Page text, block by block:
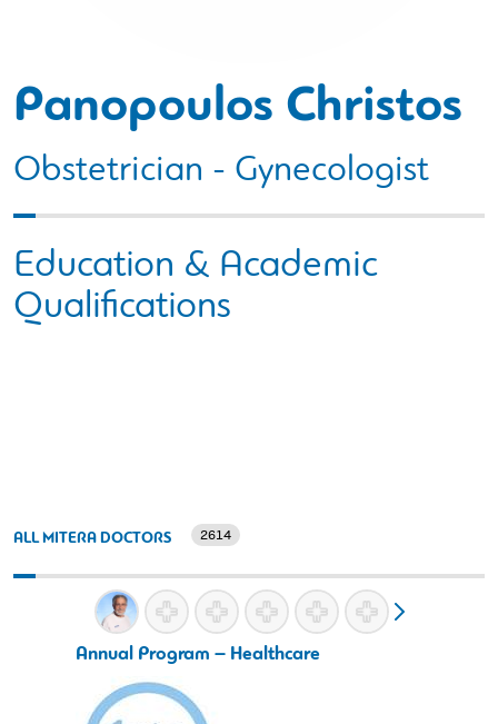
Panopoulos Christos
Obstetrician - Gynecologist
Education & Academic
Qualifications
ALL MITERA DOCTORS 2614
Annual Program – Healthcare